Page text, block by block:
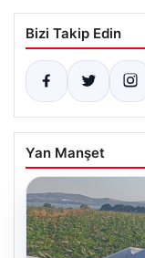
Bizi Takip Edin
Yan Manşet